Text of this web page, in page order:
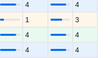
4
4
1
3
4
4
4
4